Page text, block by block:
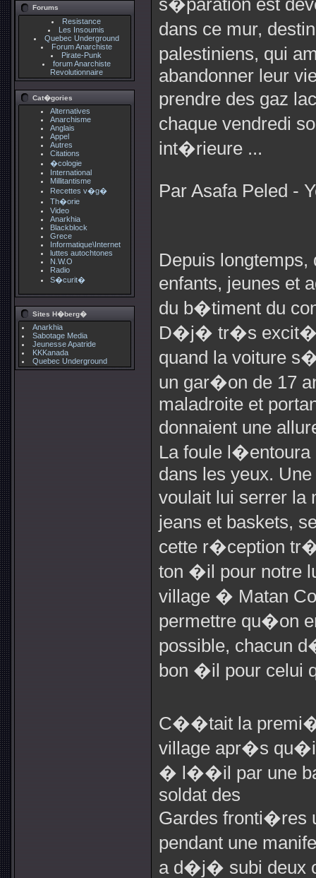
Forums
Resistance
Les Insoumis
Quebec Underground
Forum Anarchiste
Pirate-Punk
forum Anarchiste
Revolutionnaire
Cat�gories
Alternatives
Anarchisme
Anglais
Appel
Autres
Citations
�cologie
International
Millitantisme
Recettes v�g�
Th�orie
Video
Anarkhia
Blackblock
Grece
Informatique\Internet
luttes autochtones
N.W.O
Radio
S�curit�
Sites H�berg�
Anarkhia
Sabotage Media
Jeunesse Apatride
KKKanada
Quebec Underground
s�paration est
dans ce mur,
palestiniens, qui
abandonner leur
prendre des gaz
chaque vendredi
int�rieure ...
Par Asafa Peled -
Depuis longtemps,
enfants, jeunes
du b�timent du
D�j� tr�s
quand la voiture
un gar�on de 17
maladroite et
donnaient une
La foule
dans les yeux.
voulait lui serrer
jeans et baskets,
cette r�ception
ton �il pour notre
village � Matan
permettre qu�on
possible, chacun
bon �il pour
C��tait la
village apr�s
� l��il par une
soldat des
Gardes fronti�res
pendant une
a d�j� subi deux